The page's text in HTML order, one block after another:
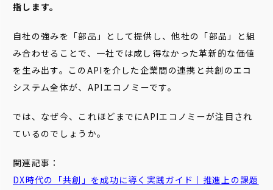
指します。
自社の強みを「部品」として提供し、他社の「部品」と組
み合わせることで、一社では成し得なかった革新的な価値
を生み出す。このAPIを介した企業間の連携と共創のエコ
システム全体が、APIエコノミーです。
では、なぜ今、これほどまでにAPIエコノミーが注目され
ているのでしょうか。
関連記事：
DX時代の「共創」を成功に導く実践ガイド｜推進上の課題